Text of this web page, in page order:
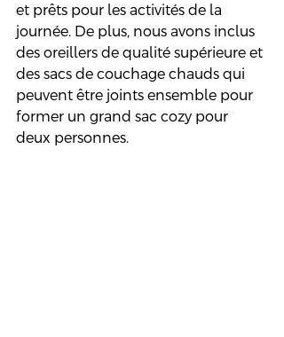
et prêts pour les activités de la
journée. De plus, nous avons inclus
des oreillers de qualité supérieure et
des sacs de couchage chauds qui
peuvent être joints ensemble pour
former un grand sac cozy pour
deux personnes.